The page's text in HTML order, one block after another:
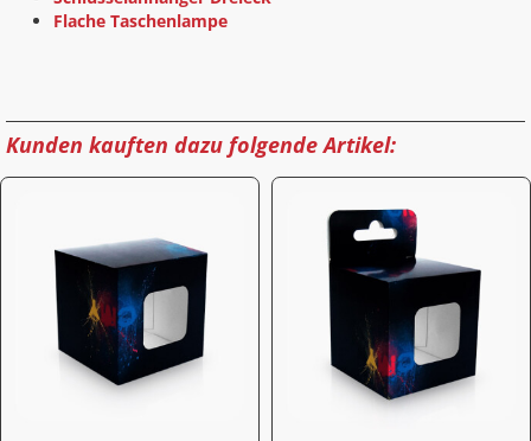
Flache Taschenlampe
Kunden kauften dazu folgende Artikel: